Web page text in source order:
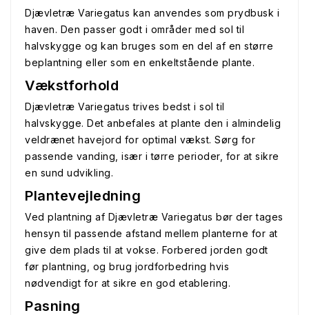
Djævletræ Variegatus kan anvendes som prydbusk i
haven. Den passer godt i områder med sol til
halvskygge og kan bruges som en del af en større
beplantning eller som en enkeltstående plante.
Vækstforhold
Djævletræ Variegatus trives bedst i sol til
halvskygge. Det anbefales at plante den i almindelig
veldrænet havejord for optimal vækst. Sørg for
passende vanding, især i tørre perioder, for at sikre
en sund udvikling.
Plantevejledning
Ved plantning af Djævletræ Variegatus bør der tages
hensyn til passende afstand mellem planterne for at
give dem plads til at vokse. Forbered jorden godt
før plantning, og brug jordforbedring hvis
nødvendigt for at sikre en god etablering.
Pasning